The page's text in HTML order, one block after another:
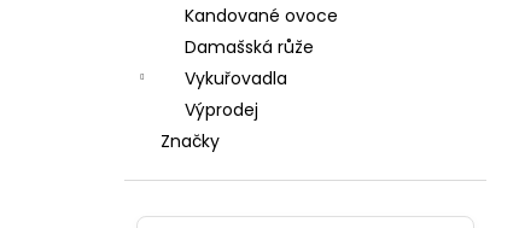
Kandované ovoce
Damašská růže
Vykuřovadla
Výprodej
Značky